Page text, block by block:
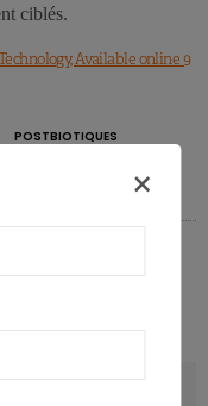
ciblés.
Available online 9
POSTBIOTIQUES
& Senior Nutrition
×